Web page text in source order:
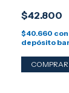
$42.800
$40.660 con
depósito